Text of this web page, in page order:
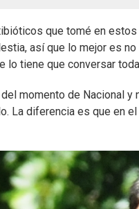
que tomé en
así que lo mejor es
lo tiene que conversar
momento de Nacional
La diferencia es que en